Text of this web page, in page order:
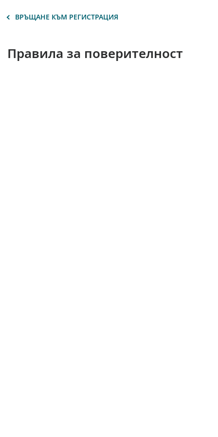
ВРЪЩАНЕ КЪМ РЕГИСТРАЦИЯ
Правила за поверителност